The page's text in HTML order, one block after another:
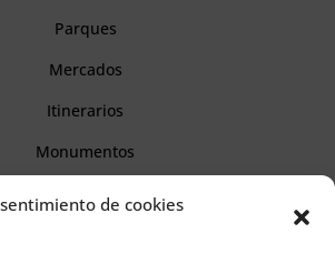
de cookies
Parques
Mercados
Itinerarios
Monumentos